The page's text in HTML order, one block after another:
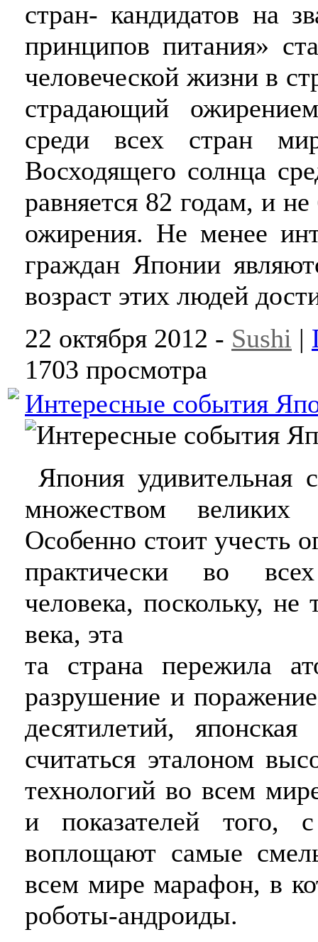
стран- кандидатов на
принципов питания»
человеческой жизни в
страдающий
среди всех стран
Восходящего солнца
равняется 82 годам, и
ожирения. Не менее
граждан Японии
возраст этих людей
22 октября 2012 - Sushi |
1703 просмотра
Интересные события
Япония удивительная
множеством великих
Особенно стоит учесть
практически во
человека, поскольку,
века, эта
та страна пережила
разрушение и
десятилетий,
считаться эталоном
технологий во всем
и показателей того,
воплощают самые
всем мире марафон, в
роботы-андроиды.